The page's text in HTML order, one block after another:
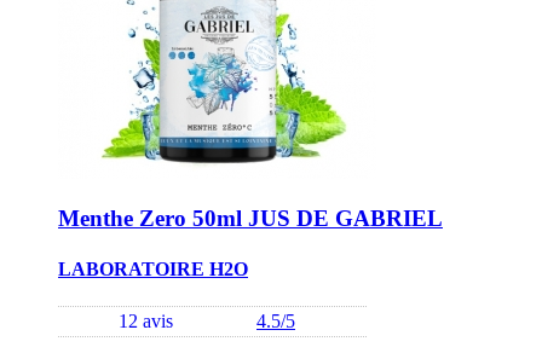
Menthe Zero 50ml JUS DE GABRIEL
LABORATOIRE H2O
12 avis 4.5/5